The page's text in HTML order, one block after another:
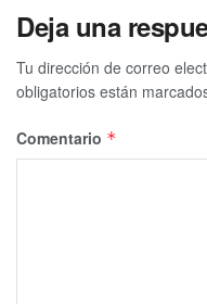
Deja una
Tu dirección de correo
obligatorios están
Comentario *